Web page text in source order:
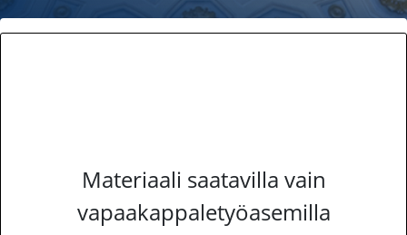
Materiaali saatavilla vain
vapaakappaletyöasemilla